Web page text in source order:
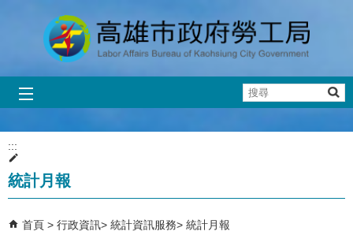
跳到主要內容區塊
搜
尋
:::
統計月報
首頁 行政資訊 統計資訊服務 統計月報